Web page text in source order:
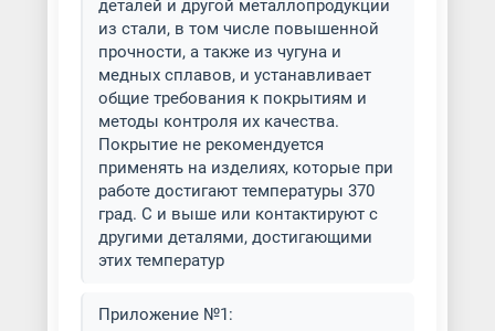
деталей и другой металлопродукции
из стали, в том числе повышенной
прочности, а также из чугуна и
медных сплавов, и устанавливает
общие требования к покрытиям и
методы контроля их качества.
Покрытие не рекомендуется
применять на изделиях, которые при
работе достигают температуры 370
град. С и выше или контактируют с
другими деталями, достигающими
этих температур
Приложение №1: